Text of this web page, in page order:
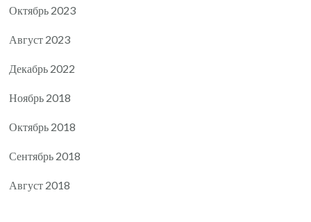
Октябрь 2023
Август 2023
Декабрь 2022
Ноябрь 2018
Октябрь 2018
Сентябрь 2018
Август 2018